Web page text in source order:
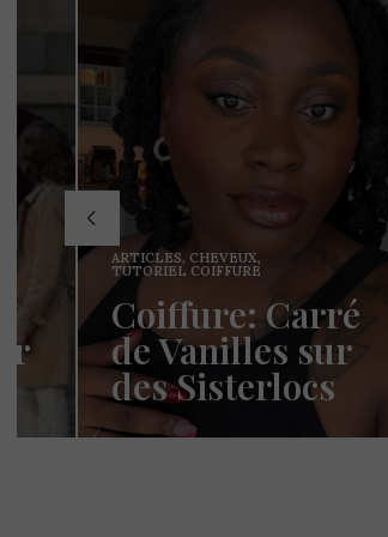
ARTICLES ,
Mode Femme: Le
Guide Du Club
des Cotonettes
Pour Bien Choisir
Son Jeans en 2025
Coucou les Cotonettes ! Wawww !